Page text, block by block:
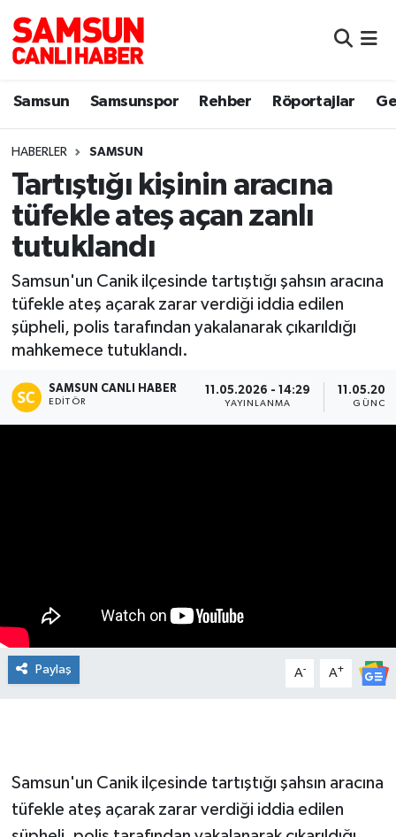
Samsun Samsunspor Rehber Röportajlar
HABERLER SAMSUN
Tartıştığı kişinin aracına
tüfekle ateş açan zanlı
tutuklandı
Samsun'un Canik ilçesinde tartıştığı şahsın aracına
tüfekle ateş açarak zarar verdiği iddia edilen
şüpheli, polis tarafından yakalanarak çıkarıldığı
mahkemece tutuklandı.
SAMSUN CANLI HABER
EDITÖR
11.05.2026 - 14:29
YAYINLANMA
Paylaş A- A+
Samsun'un Canik ilçesinde tartıştığı şahsın aracına
tüfekle ateş açarak zarar verdiği iddia edilen
Samsun
Sokak Röportajları
Genel
Dünya
Sağlık
Yemek
Manşet Haberi
Samsun Nöbetçi Eczaneler
Samsun Hava Durumu
Samsun Namaz Vakitleri
Samsun Trafik Yoğunluk Haritası
Süper Lig Puan Durumu ve Fikstür
Tüm Manşetler
Son Dakika Haberleri
Haber Arşivi